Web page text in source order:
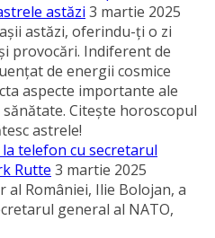
astăzi 3 martie 2025
astăzi, oferindu-ţi o zi
provocări. Indiferent de
de energii cosmice
aspecte importante ale
Citeşte horoscopul
astrele!
telefon cu secretarul
Rutte 3 martie 2025
al României, Ilie Bolojan, a
general al NATO,